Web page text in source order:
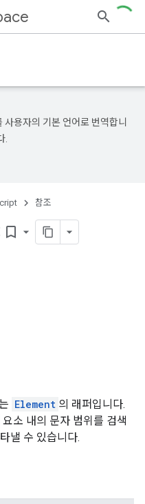
용자의 기본 언어로 번역합니
.
참조
bookmark_border
Element 의 래퍼입니다.
요소 내의 문자 범위를 검색
낼 수 있습니다.